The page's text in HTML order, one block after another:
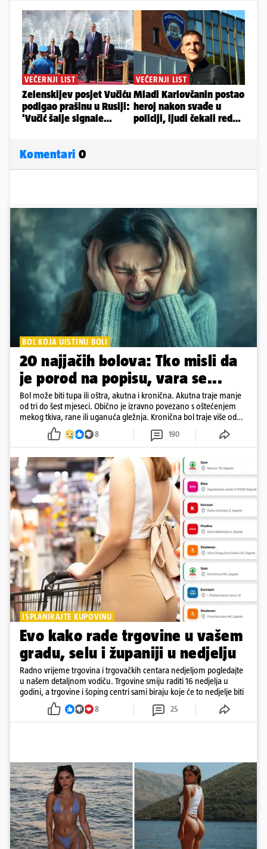
Komentari 0
BOL KOJA UISTINU BOLI
20 najjačih bolova: Tko misli da
je porod na popisu, vara se...
Bol može biti tupa ili oštra, akutna i kronična. Akutna traje manje
od tri do šest mjeseci. Obično je izravno povezano s oštećenjem
mekog tkiva, rane ili uganuća gležnja. Kronična bol traje više od
šest mjeseci
8 190
ISPLANIRAJTE KUPOVINU
Evo kako rade trgovine u vašem
gradu, selu i županiji u nedjelju
Radno vrijeme trgovina i trgovačkih centara nedjeljom pogledajte
u našem detaljnom vodiču. Trgovine smiju raditi 16 nedjelja u
godini, a trgovine i šoping centri sami biraju koje će to nedjelje biti
8 25